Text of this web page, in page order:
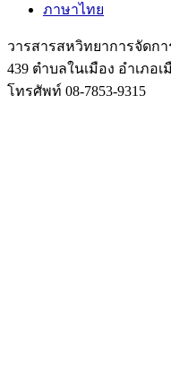
ภาษาไทย
วารสารสหวิทยาการจัดก
439 ตำบลในเมือง อำเภอ
โทรศัพท์ 08-7853-9315